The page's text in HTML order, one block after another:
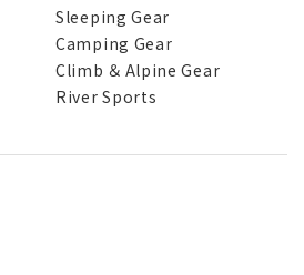
Sleeping Gear
Camping Gear
Climb ＆ Alpine Gear
River Sports